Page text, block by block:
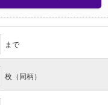
まで
枚（同柄）